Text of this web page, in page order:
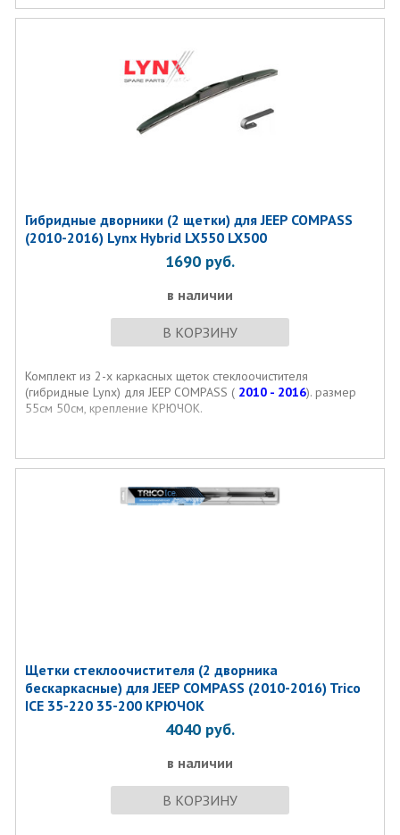
Гибридные дворники (2 щетки) для JEEP COMPASS
(2010-2016) Lynx Hybrid LX550 LX500
1690 руб.
в наличии
В КОРЗИНУ
Комплект из 2-х каркасных щеток стеклоочистителя
(гибридные Lynx) для JEEP COMPASS (2010 - 2016). размер
55см 50см, крепление КРЮЧОК.
Щетки стеклоочистителя (2 дворника
бескаркасные) для JEEP COMPASS (2010-2016) Trico
ICE 35-220 35-200 КРЮЧОК
4040 руб.
в наличии
В КОРЗИНУ